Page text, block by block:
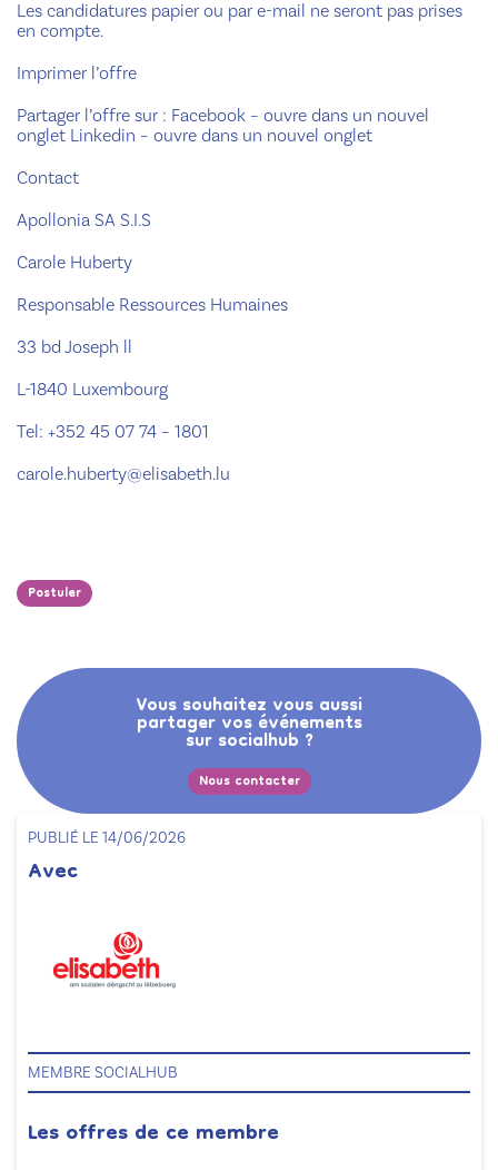
PUBLIÉ LE 14/06/2026
Avec
MEMBRE SOCIALHUB
Les offres de ce membre
Les candidatures papier ou par e-mail ne seront pas prises
en compte.
Imprimer l’offre
Partager l’offre sur : Facebook – ouvre dans un nouvel
onglet Linkedin – ouvre dans un nouvel onglet
Contact
Apollonia SA S.I.S
Carole Huberty
Responsable Ressources Humaines
33 bd Joseph ll
L-1840 Luxembourg
Tel: +352 45 07 74 – 1801
carole.huberty@elisabeth.lu
Postuler
Vous souhaitez vous aussi
partager vos événements
sur socialhub ?
Nous contacter